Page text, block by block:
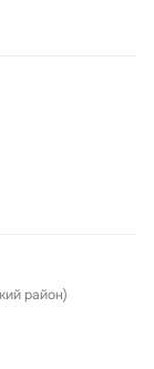
район)